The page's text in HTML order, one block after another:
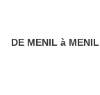
DE MENIL à MENIL